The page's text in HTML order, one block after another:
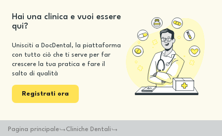
Hai una clinica e vuoi essere
qui?
Unisciti a DocDental, la piattaforma
con tutto ciò che ti serve per far
crescere la tua pratica e fare il
salto di qualità
Registrati ora
Pagina principale
Cliniche Dentali